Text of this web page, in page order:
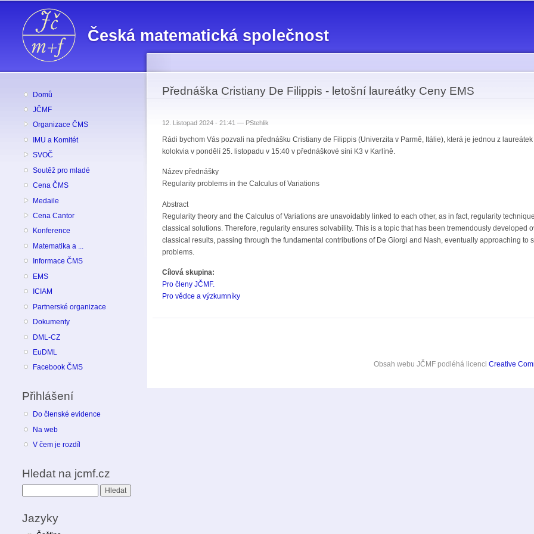
Česká matematická společnost
Domů
JČMF
Organizace ČMS
IMU a Komitét
SVOČ
Soutěž pro mladé
Cena ČMS
Medaile
Cena Cantor
Konference
Matematika a ...
Informace ČMS
EMS
ICIAM
Partnerské organizace
Dokumenty
DML-CZ
EuDML
Facebook ČMS
Přihlášení
Do členské evidence
Na web
V čem je rozdíl
Hledat na jcmf.cz
Jazyky
Přednáška Cristiany De Filippis - letošní laureátky Ceny EMS
12. Listopad 2024 - 21:41 — PStehlik
Rádi bychom Vás pozvali na přednášku Cristiany de Filippis (Univerzita v Parmě, Itálie), která je jednou z
kolokvia v pondělí 25. listopadu v 15:40 v přednáškové síni K3 v Karlíně.
Název přednášky
Regularity problems in the Calculus of Variations
Abstract
Regularity theory and the Calculus of Variations are unavoidably linked to each other, as in fact, regularity
classical solutions. Therefore, regularity ensures solvability. This is a topic that has been tremendously developed
classical results, passing through the fundamental contributions of De Giorgi and Nash, eventually approaching
problems.
Cílová skupina:
Pro členy JČMF.
Pro vědce a výzkumníky
Obsah webu JČMFpodléhá licenci Creative